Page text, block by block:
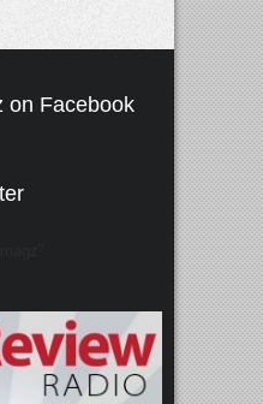
on Facebook